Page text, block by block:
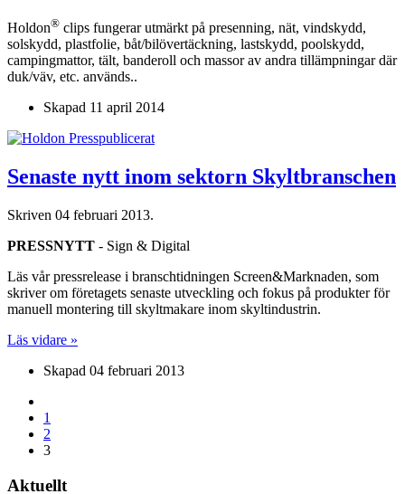
Holdon® clips fungerar utmärkt på presenning, nät, vindskydd,
solskydd, plastfolie, båt/bilövertäckning, lastskydd, poolskydd,
campingmattor, tält, banderoll och massor av andra tillämpningar där
duk/väv, etc. används..
Skapad 11 april 2014
Senaste nytt inom sektorn Skyltbranschen
Skriven 04 februari 2013.
PRESSNYTT - Sign & Digital
Läs vår pressrelease i branschtidningen Screen&Marknaden, som
skriver om företagets senaste utveckling och fokus på produkter för
manuell montering till skyltmakare inom skyltindustrin.
Läs vidare »
Skapad 04 februari 2013
1
2
3
Aktuellt